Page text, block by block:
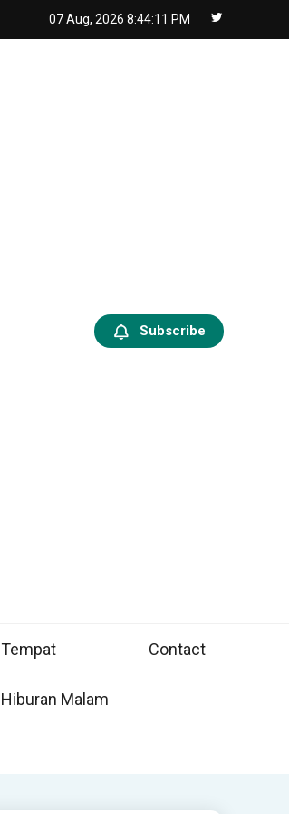
07 Aug, 2026 8:44:12 PM
Subscribe
Tempat
Hiburan Malam
Contact